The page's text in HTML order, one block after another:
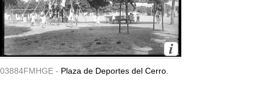
03884FMHGE - Plaza de Deportes del Cerro.